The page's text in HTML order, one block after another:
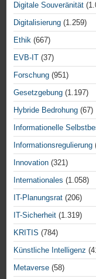
Digitale Souveränität
Digitalisierung (1.259)
Ethik (667)
EVB-IT (37)
Forschung (951)
Gesetzgebung (1.197)
Hybride Bedrohung (67)
Informationelle
Informationsregulierung
Innovation (321)
Internationales (1.058)
IT-Planungsrat (206)
IT-Sicherheit (1.319)
KRITIS (784)
Künstliche Intelligenz
Metaverse (58)